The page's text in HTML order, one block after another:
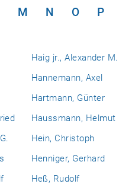
M N O
P
Haig jr., Alexander M.
Hannemann, Axel
Hartmann, Günter
Haussmann, Helmut
Hein, Christoph
Henniger, Gerhard
Heß, Rudolf